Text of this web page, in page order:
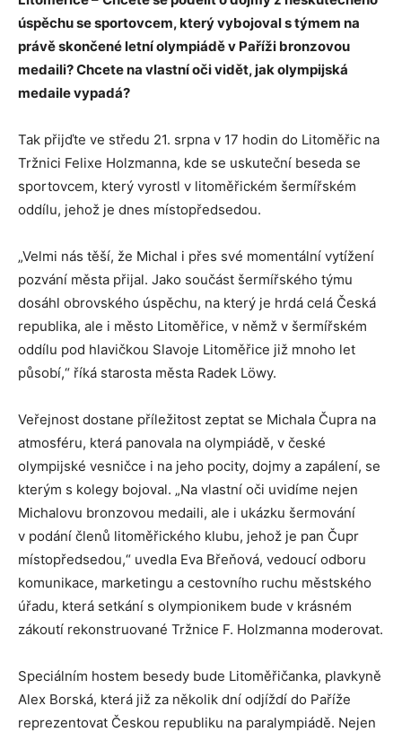
úspěchu se sportovcem, který vybojoval s týmem na
právě skončené letní olympiádě v Paříži bronzovou
medaili? Chcete na vlastní oči vidět, jak olympijská
medaile vypadá?
Tak přijďte ve středu 21. srpna v 17 hodin do Litoměřic na
Tržnici Felixe Holzmanna, kde se uskuteční beseda se
sportovcem, který vyrostl v litoměřickém šermířském
oddílu, jehož je dnes místopředsedou.
„Velmi nás těší, že Michal i přes své momentální vytížení
pozvání města přijal. Jako součást šermířského týmu
dosáhl obrovského úspěchu, na který je hrdá celá Česká
republika, ale i město Litoměřice, v němž v šermířském
oddílu pod hlavičkou Slavoje Litoměřice již mnoho let
působí,“ říká starosta města Radek Löwy.
Veřejnost dostane příležitost zeptat se Michala Čupra na
atmosféru, která panovala na olympiádě, v české
olympijské vesničce i na jeho pocity, dojmy a zapálení, se
kterým s kolegy bojoval. „Na vlastní oči uvidíme nejen
Michalovu bronzovou medaili, ale i ukázku šermování
v podání členů litoměřického klubu, jehož je pan Čupr
místopředsedou,“ uvedla Eva Břeňová, vedoucí odboru
komunikace, marketingu a cestovního ruchu městského
úřadu, která setkání s olympionikem bude v krásném
zákoutí rekonstruované Tržnice F. Holzmanna moderovat.
Speciálním hostem besedy bude Litoměřičanka, plavkyně
Alex Borská, která již za několik dní odjíždí do Paříže
reprezentovat Českou republiku na paralympiádě. Nejen